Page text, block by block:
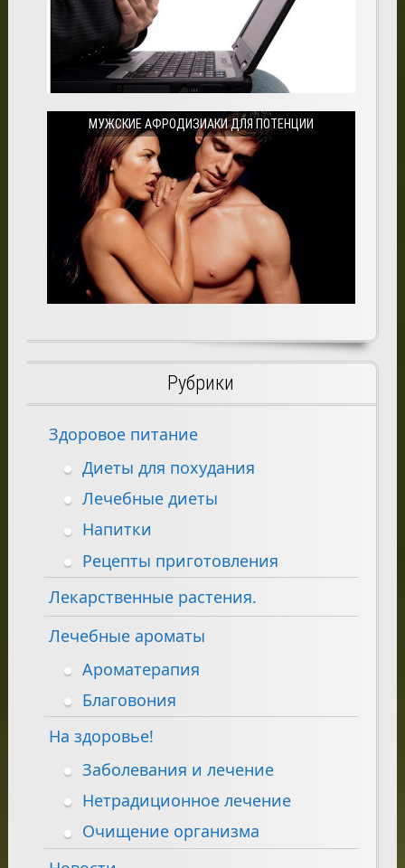
МУЖСКИЕ АФРОДИЗИАКИ ДЛЯ ПОТЕНЦИИ
Рубрики
Здоровое питание
Диеты для похудания
Лечебные диеты
Напитки
Рецепты приготовления
Лекарственные растения.
Лечебные ароматы
Ароматерапия
Благовония
На здоровье!
Заболевания и лечение
Нетрадиционное лечение
Очищение организма